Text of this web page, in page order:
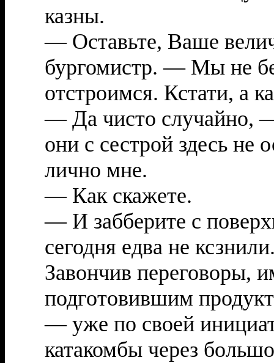
казны.
— Оставьте, Ваше
бургомистр. — Мы не
отстроимся. Кстати, а
— Да чисто случайно,
они с сестрой здесь не
лично мне.
— Как скажете.
— И забберите с
сегодня едва не
Завончив переговоры,
подготовившим
— уже по своей
катакомбы через